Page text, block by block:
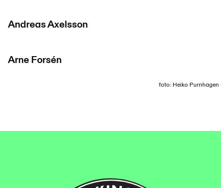
Andreas Axelsson
Arne Forsén
foto: Heiko Purnhagen